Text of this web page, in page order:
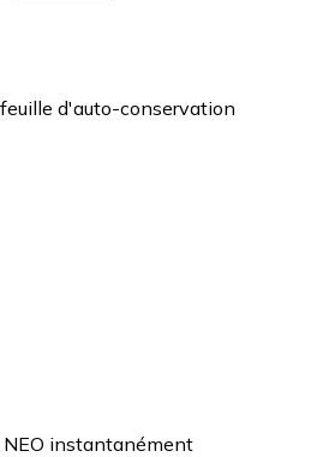
d'auto-conservation
NEO instantanément